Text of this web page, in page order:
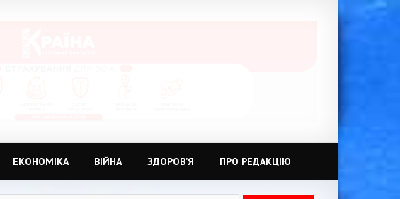
ЕКОНОМІКА ВІЙНА ЗДОРОВ’Я ПРО РЕДАКЦІЮ